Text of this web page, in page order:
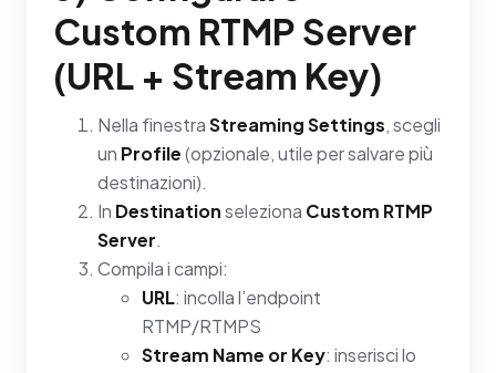
Custom RTMP Server
(URL + Stream Key)
Nella finestraStreaming Settings, scegli
un Profile(opzionale, utile per salvare più
destinazioni).
In Destinationseleziona Custom RTMP
Server.
Compila i campi:
URL: incolla l’endpoint
RTMP/RTMPS
Stream Name or Key: inserisci lo